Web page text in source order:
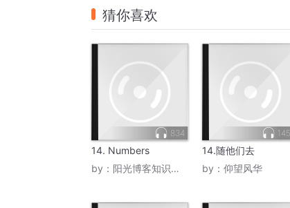
猜你喜欢
834
14. Numbers
by： 阳光博客知识大本营
14.随他们去
by： 仰望风华